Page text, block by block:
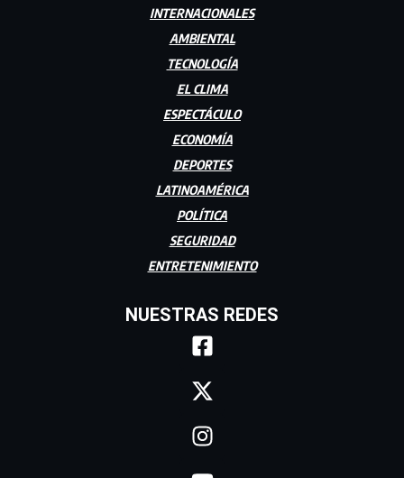
INTERNACIONALES
AMBIENTAL
TECNOLOGÍA
EL CLIMA
ESPECTÁCULO
ECONOMÍA
DEPORTES
LATINOAMÉRICA
POLÍTICA
SEGURIDAD
ENTRETENIMIENTO
NUESTRAS REDES